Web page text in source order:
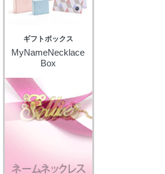
ギフトボックス
MyNameNecklace
Box